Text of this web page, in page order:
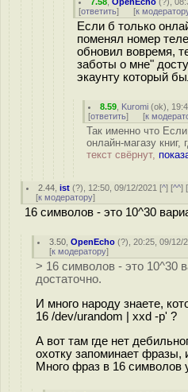
[ответить] [к
Если б только
поменял номер
обновил вовремя,
заботы о мне"
экаунту который
8.59 Kuromi (ok),
[ответить] [к
Так именно что
онлайн-магазу книг,
текст свёрнут,
2.44 ,ist (?), 12:50, 09/12/2021 [^] [^^] [
[к модератору]
16 символов - это 10^30
3.50 ,OpenEcho (?), 20:25, 09/12/
[к модератору]
> 16 символов - это 10^30
достаточно.
И много народу знаете,
16 /dev/urandom | xxd -p' ?
А вот там где нет
охотку запоминает фразы,
Много фраз в 16 символов